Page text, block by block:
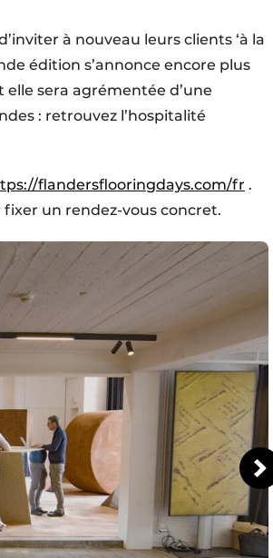
à nouveau leurs clients ‘à la
édition s’annonce encore plus
sera agrémentée d’une
: retrouvez l’hospitalité
flandersflooringdays.com/fr .
un rendez-vous concret.